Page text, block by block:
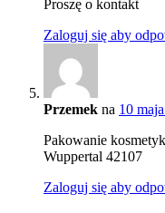
Proszę o kontakt
Zaloguj się aby
Przemek na 10
Pakowanie
Wuppertal 42107
Zaloguj się aby